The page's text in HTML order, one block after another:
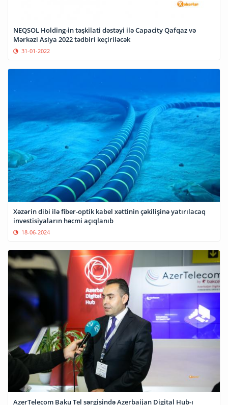
NEQSOL Holding-in təşkilati dəstəyi ilə Capacity Qafqaz və
Mərkəzi Asiya 2022 tədbiri keçiriləcək
31-01-2022
Xəzərin dibi ilə fiber-optik kabel xəttinin çəkilişinə yatırılacaq
investisiyaların həcmi açıqlanıb
18-06-2024
AzerTelecom Baku Tel sərgisində Azerbaijan Digital Hub-ı